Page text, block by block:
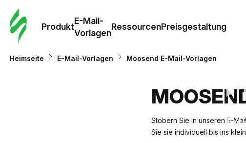
Produkt
E-Mail-
Vorlagen
RessourcenPreisgestaltung
Heimseite E-Mail-Vorlagen Moosend E-Mail-Vorlagen
Stöbern Sie in unseren E-
Sie sie individuell bis ins